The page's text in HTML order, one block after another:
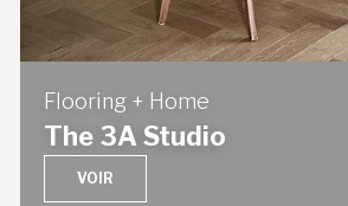
Flooring + Home
The 3A Studio
VOIR